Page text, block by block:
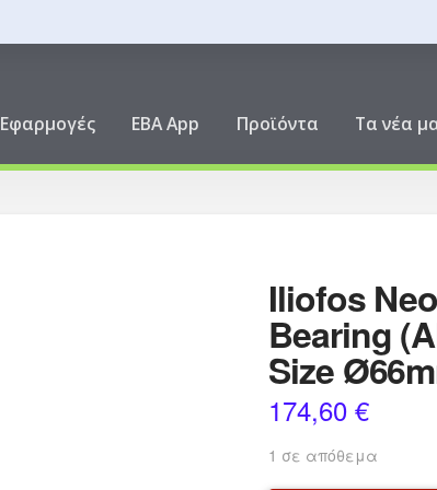
Εφαρμογές EBA App Προϊόντα Τα νέα
Iliofos
Bearing
Size
174,60€
1 σε απόθεμα